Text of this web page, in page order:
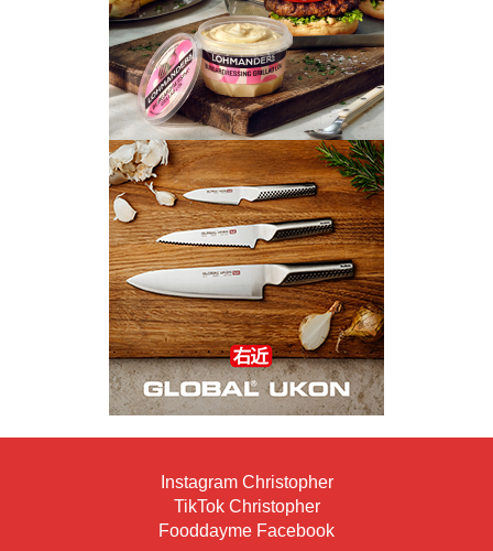
Instagram Christopher
TikTok Christopher
Fooddayme Facebook